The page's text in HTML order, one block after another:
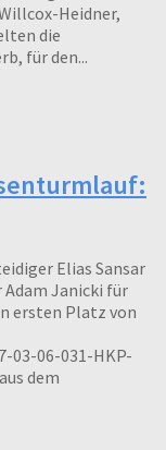
Heidner,
die
für den...
Elias Sansar
Adam Janicki für
ersten Platz von
03-06-031-HKP-
dem